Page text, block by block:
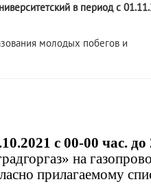
в период с
молодых побегов и
с 00-00 час. до
на
прилагаемому